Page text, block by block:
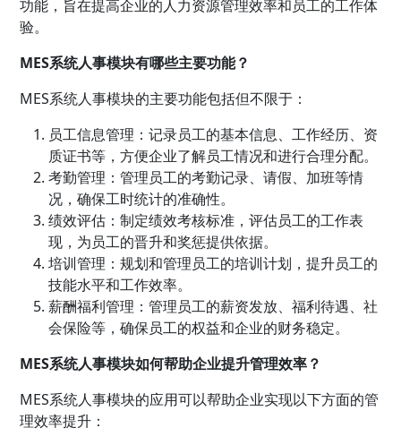
功能，旨在提高企业的人力资源管理效率和员工的工作体
验。
MES系统人事模块有哪些主要功能？
MES系统人事模块的主要功能包括但不限于：
员工信息管理：记录员工的基本信息、工作经历、资
质证书等，方便企业了解员工情况和进行合理分配。
考勤管理：管理员工的考勤记录、请假、加班等情
况，确保工时统计的准确性。
绩效评估：制定绩效考核标准，评估员工的工作表
现，为员工的晋升和奖惩提供依据。
培训管理：规划和管理员工的培训计划，提升员工的
技能水平和工作效率。
薪酬福利管理：管理员工的薪资发放、福利待遇、社
会保险等，确保员工的权益和企业的财务稳定。
MES系统人事模块如何帮助企业提升管理效率？
MES系统人事模块的应用可以帮助企业实现以下方面的管
理效率提升：